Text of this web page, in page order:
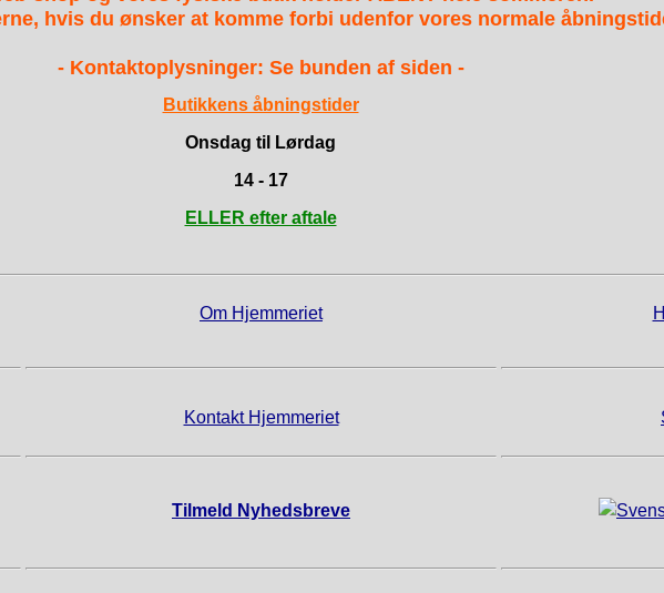
hvis du ønsker at komme forbi udenfor vores normale
- Kontaktoplysninger: Se bunden af siden -
Butikkens åbningstider
Onsdag til Lørdag
14 - 17
ELLER efter aftale
Om Hjemmeriet
Kontakt Hjemmeriet
Tilmeld Nyhedsbreve